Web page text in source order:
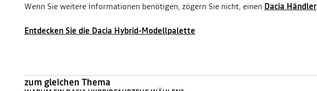
Wenn Sie weitere Informationen benötigen, zögern Sie nicht, einen Dacia Händler
Entdecken Sie die Dacia Hybrid-Modellpalette
zum gleichen Thema